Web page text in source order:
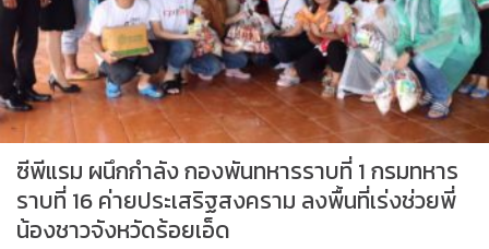
ซีพีแรม ผนึกกำลัง กองพันทหารราบที่ 1 กรมทหาร
ราบที่ 16 ค่ายประเสริฐสงคราม ลงพื้นที่เร่งช่วยพี่
น้องชาวจังหวัดร้อยเอ็ด